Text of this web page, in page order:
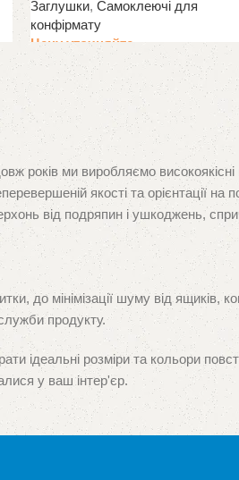
Заглушки,Самоклеючі для
конфірмату
Цену уточняйте
років ми виробляємо
якості та орієнтації
від подряпин і ушкоджень,
до мінімізації шуму від
продукту.
ідеальні розміри та кольори
у ваш інтер'єр.
так і у спеціалізованої